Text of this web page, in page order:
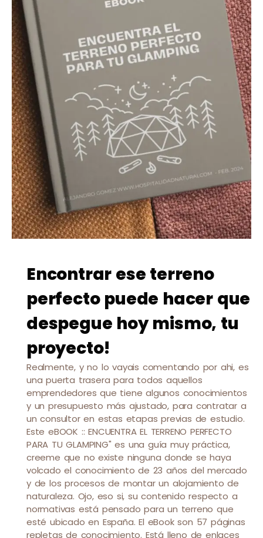
Encontrar ese terreno
perfecto puede hacer que
despegue hoy mismo, tu
proyecto!
Realmente, y no lo vayais comentando por ahi, es
una puerta trasera para todos aquellos
emprendedores que tiene algunos conocimientos
y un presupuesto más ajustado, para contratar a
un consultor en estas etapas previas de estudio.
Este eBOOK :: ENCUENTRA EL TERRENO PERFECTO
PARA TU GLAMPING" es una guía muy práctica,
creeme que no existe ninguna donde se haya
volcado el conocimiento de 23 años del mercado
y de los procesos de montar un alojamiento de
naturaleza. Ojo, eso si, su contenido respecto a
normativas está pensado para un terreno que
esté ubicado en España. El eBook son 57 páginas
repletas de conocimiento. Está lleno de enlaces